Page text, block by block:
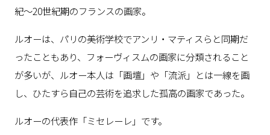
紀～20世紀期のフランスの画家。
ルオーは、パリの美術学校でアンリ・マティスらと同期だ
ったこともあり、フォーヴィスムの画家に分類されること
が多いが、ルオー本人は「画壇」や「流派」とは一線を画
し、ひたすら自己の芸術を追求した孤高の画家であった。
ルオーの代表作「ミセレーレ」です。